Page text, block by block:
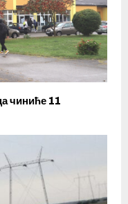
чиниће 11